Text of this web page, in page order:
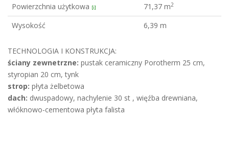
Powierzchnia użytkowa [i] 71,37 m2
Wysokość 6,39 m
TECHNOLOGIA I KONSTRUKCJA:
ściany zewnetrzne: pustak ceramiczny Porotherm 25 cm,
styropian 20 cm, tynk
strop: płyta żelbetowa
dach: dwuspadowy, nachylenie 30 st , więźba drewniana,
włóknowo-cementowa płyta falista